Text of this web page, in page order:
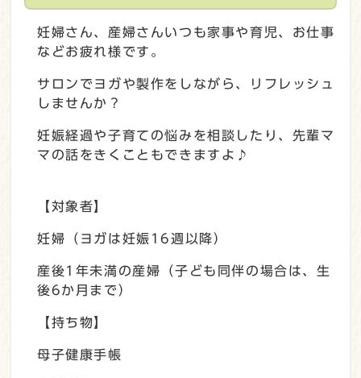
妊婦さん、産婦さんいつも家事や育児、お仕事
などお疲れ様です。
サロンでヨガや製作をしながら、リフレッシュ
しませんか？
妊娠経過や子育ての悩みを相談したり、先輩マ
マの話をきくこともできますよ♪
【対象者】
妊婦（ヨガは妊娠16週以降）
産後1年未満の産婦（子ども同伴の場合は、生
後6か月まで）
【持ち物】
母子健康手帳